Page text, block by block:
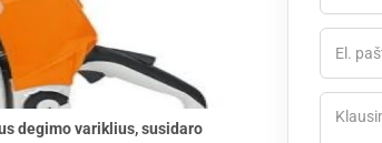
degimo variklius, susidaro